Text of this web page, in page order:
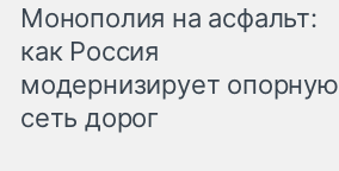
Монополия на асфальт:
как Россия
модернизирует опорную
сеть дорог